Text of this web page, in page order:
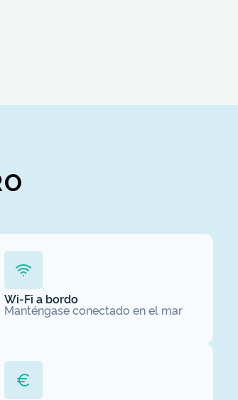
Wi-Fi a bordo
Manténgase conectado en el mar